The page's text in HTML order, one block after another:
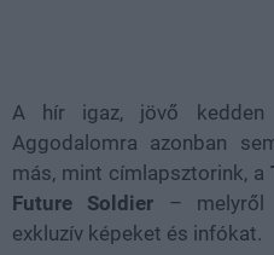
A hír igaz, jövő kedden
Aggodalomra azonban
más, mint címlapsztorink, a
Future Soldier – melyről
exkluzív képeket és infókat.